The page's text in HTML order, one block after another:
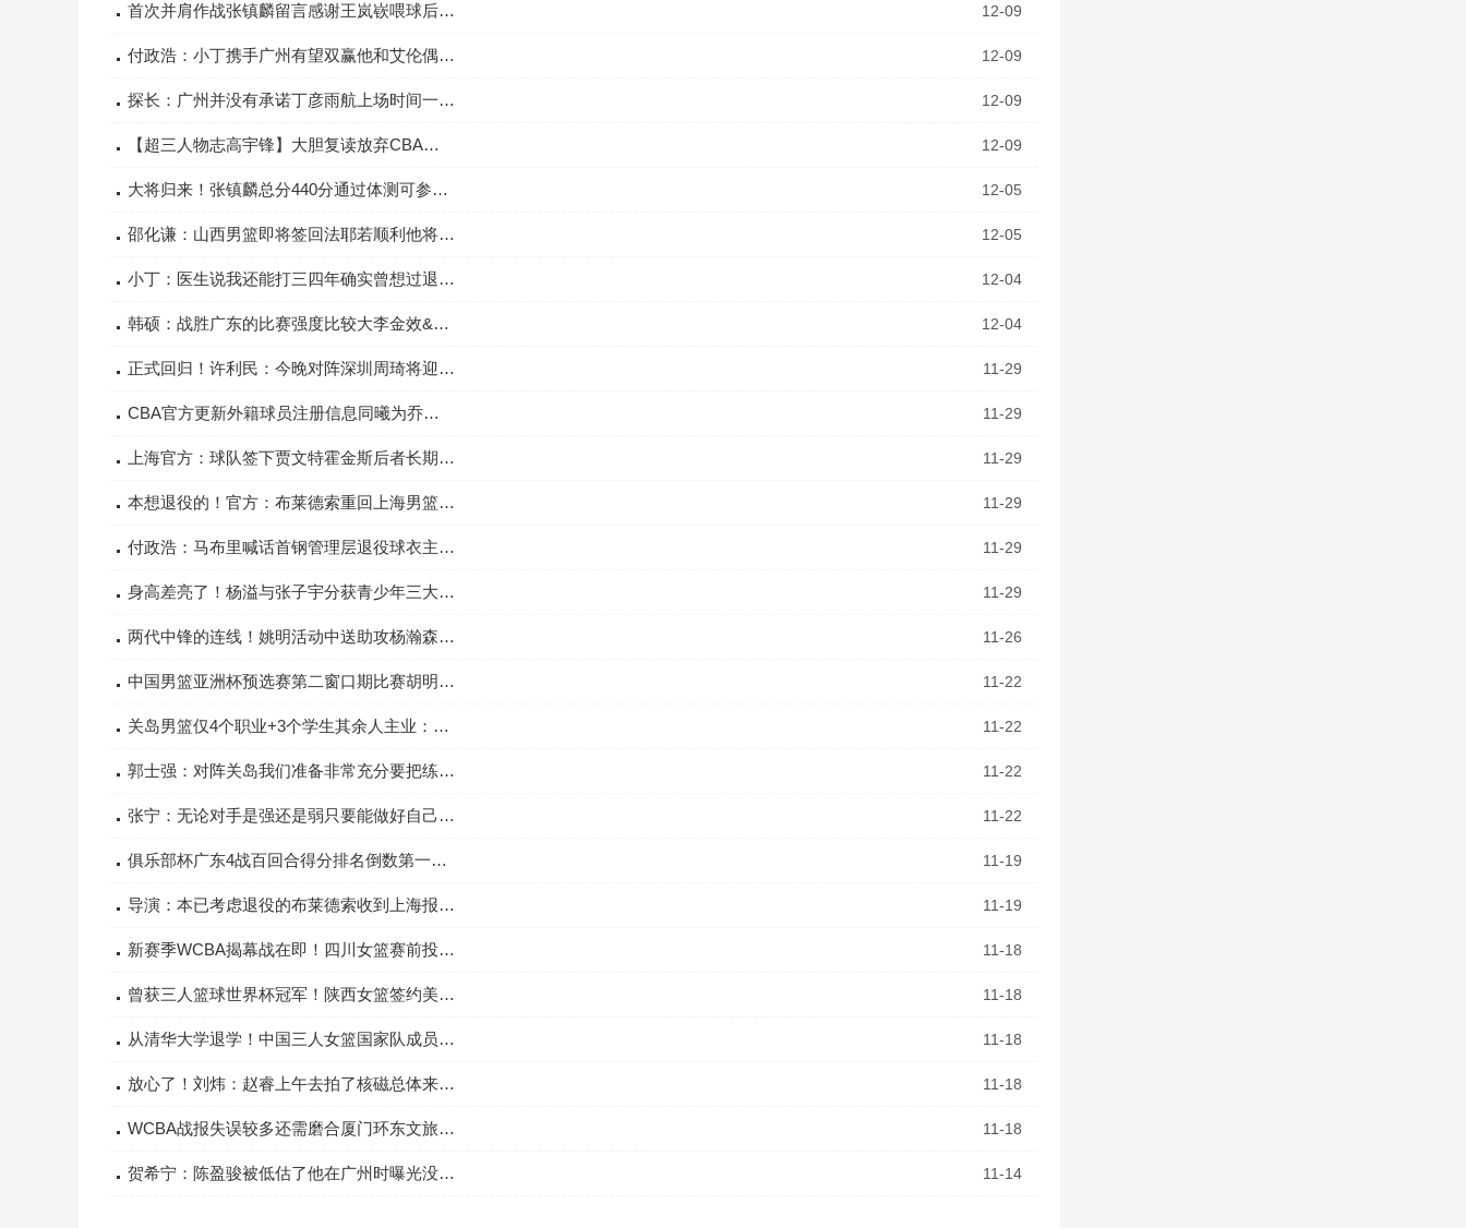
首次并肩作战张镇麟留言感谢王岚嵚喂球后者：终于等到你 12-09
付政浩：小丁携手广州有望双赢他和艾伦偶露峥嵘足以让球迷慰藉 12-09
探长：广州并没有承诺丁彦雨航上场时间一切要靠他自己努力争取 12-09
【超三人物志高宇锋】大胆复读放弃CBA选秀！ 12-09
大将归来！张镇麟总分440分通过体测可参加后续联赛比赛 12-05
邵化谦：山西男篮即将签回法耶若顺利他将在对阵广州时出战 12-05
小丁：医生说我还能打三四年确实曾想过退役但今夏腿好起来了 12-04
韩硕：战胜广东的比赛强度比较大李金效&小外援将缺席今晚的比赛 12-04
正式回归！许利民：今晚对阵深圳周琦将迎来赛季首秀 11-29
CBA官方更新外籍球员注册信息同曦为乔丹弗洛伊德完成注册 11-29
上海官方：球队签下贾文特霍金斯后者长期征战欧洲联赛 11-29
本想退役的！官方：布莱德索重回上海男篮和DJ威尔逊再当队友 11-29
付政浩：马布里喊话首钢管理层退役球衣主要取决于老板个人好恶 11-29
身高差亮了！杨溢与张子宇分获青少年三大球运动会男女篮MVP 11-29
两代中锋的连线！姚明活动中送助攻杨瀚森轻松完成单臂扣篮 11-26
中国男篮亚洲杯预选赛第二窗口期比赛胡明轩将继续担任队长 11-22
关岛男篮仅4个职业+3个学生其余人主业：理发、经商、卖啤酒 11-22
郭士强：对阵关岛我们准备非常充分要把练的东西在比赛中打出来 11-22
张宁：无论对手是强还是弱只要能做好自己的东西我们谁都能赢 11-22
俱乐部杯广东4战百回合得分排名倒数第一外援场均得分小组垫底 11-19
导演：本已考虑退役的布莱德索收到上海报价正在考虑本赛季回归 11-19
新赛季WCBA揭幕战在即！四川女篮赛前投篮热身韩旭中投太稳定了 11-18
曾获三人篮球世界杯冠军！陕西女篮签约美国三人女篮国手哈珀 11-18
从清华大学退学！中国三人女篮国家队成员邓雨婷加盟NCAA奥本大学 11-18
放心了！刘炜：赵睿上午去拍了核磁总体来看问题不大 11-18
WCBA战报失误较多还需磨合厦门环东文旅不敌辽宁大连体产 11-18
贺希宁：陈盈骏被低估了他在广州时曝光没那么大我个人很喜欢他 11-14